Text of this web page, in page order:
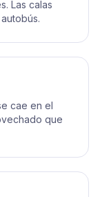
Las calas
cae en el
que